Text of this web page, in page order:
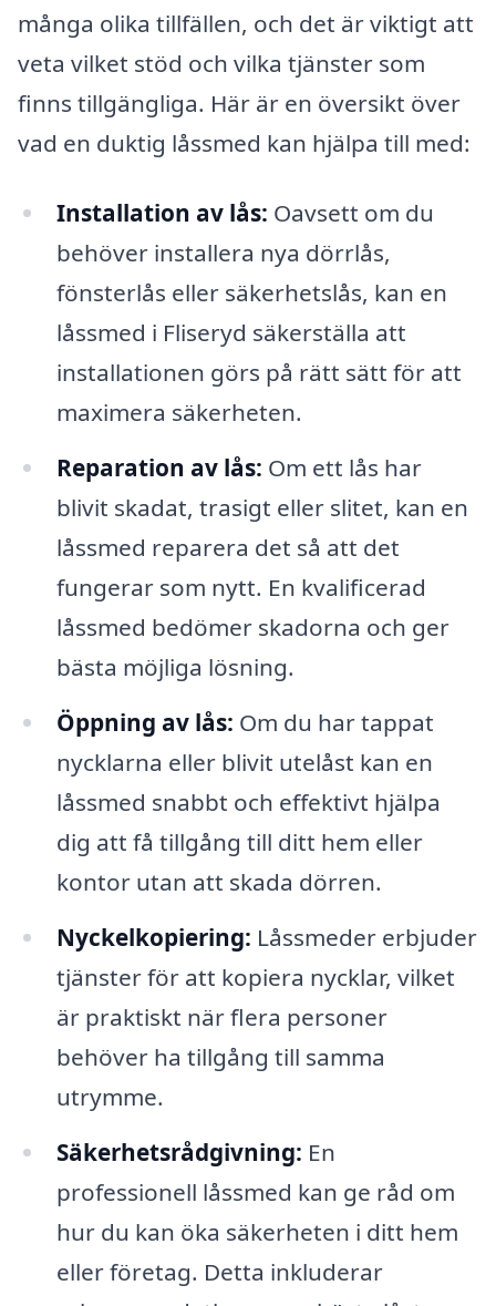
många olika tillfällen, och det är viktigt att
veta vilket stöd och vilka tjänster som
finns tillgängliga. Här är en översikt över
vad en duktig låssmed kan hjälpa till med:
Installation av lås: Oavsett om du
behöver installera nya dörrlås,
fönsterlås eller säkerhetslås, kan en
låssmed i Fliseryd säkerställa att
installationen görs på rätt sätt för att
maximera säkerheten.
Reparation av lås: Om ett lås har
blivit skadat, trasigt eller slitet, kan en
låssmed reparera det så att det
fungerar som nytt. En kvalificerad
låssmed bedömer skadorna och ger
bästa möjliga lösning.
Öppning av lås: Om du har tappat
nycklarna eller blivit utelåst kan en
låssmed snabbt och effektivt hjälpa
dig att få tillgång till ditt hem eller
kontor utan att skada dörren.
Nyckelkopiering: Låssmeder erbjuder
tjänster för att kopiera nycklar, vilket
är praktiskt när flera personer
behöver ha tillgång till samma
utrymme.
Säkerhetsrådgivning: En
professionell låssmed kan ge råd om
hur du kan öka säkerheten i ditt hem
eller företag. Detta inkluderar